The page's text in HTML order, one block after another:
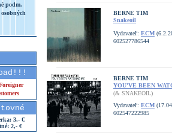
podm.
3,- €
2,- €
BERNE TIM
Snakeoil
Vydavateľ: ECM
602527786544
BERNE TIM
YOU'VE BEEN
(& SNAKEOIL)
Vydavateľ: ECM
602547222985